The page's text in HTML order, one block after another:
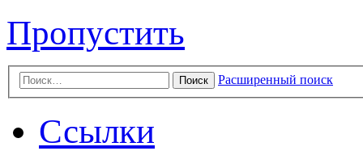
Пропустить
Поиск Расширенный поиск
Ссылки